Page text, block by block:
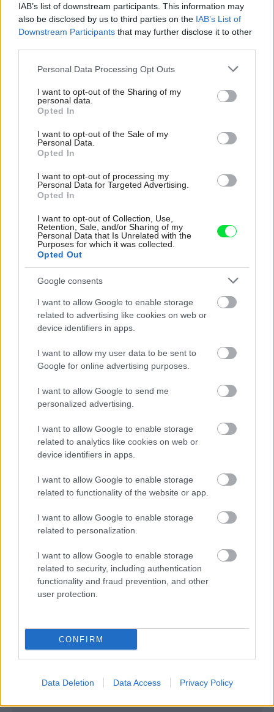
IAB’s list of downstream participants. This information may
also be disclosed by us to third parties on the IAB’s List of
Downstream Participants that may further disclose it to other
Please note that this website/app uses one or more Google
not limited to your visit or usage behaviour. You may click to
grant or deny consent to Google and its third-party tags to
use your data for below specified purposes in below Google
consent section.
Personal Data Processing Opt Outs
I want to opt-out of the Sharing of my
personal data.
Opted In
I want to opt-out of the Sale of my
Personal Data.
Opted In
I want to opt-out of processing my
Personal Data for Targeted Advertising.
Opted In
I want to opt-out of Collection, Use,
Retention, Sale, and/or Sharing of my
Personal Data that Is Unrelated with the
Purposes for which it was collected.
Opted Out
Google consents
I want to allow Google to enable storage
related to advertising like cookies on web or
device identifiers in apps.
I want to allow my user data to be sent to
Google for online advertising purposes.
I want to allow Google to send me
personalized advertising.
I want to allow Google to enable storage
related to analytics like cookies on web or
device identifiers in apps.
I want to allow Google to enable storage
related to functionality of the website or app.
I want to allow Google to enable storage
related to personalization.
I want to allow Google to enable storage
related to security, including authentication
functionality and fraud prevention, and other
user protection.
CONFIRM
Data Deletion Data Access Privacy Policy
stereotyp, bývanie vyzerá ako z filmov svojského
režiséra
naše babičky
Na šírku má len 5 metrov a ľahko ho prehliadnete.
Za nenápadnou fasádou sa skrýva miesto
perfektný relax
Inšpirácie
jedáleň,kov, červená
Najnovšie príspevky
Re: Takto sa rieši málo úložného miesta. V tomto byte
My napríklad labky utierame hneď pri dverách a doma pred dvere
používame tyčový ETA Terier…
Re: Takto sa rieši málo úložného miesta. V tomto byte
stačil jeden prvok | Môjdom.sk
Ale vždy, keď…
Re: Toto je najväčší mýtus pri ošetrení dreva a môže vás
vyjsť draho. Ako ho ochrániť pred hnitím a škodcami?